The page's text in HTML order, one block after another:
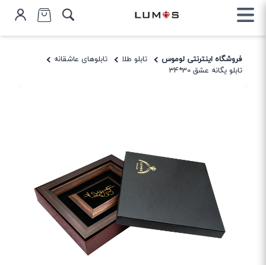
فروشگاه اینترنتی لوموس تابلو طلا
تابلوهای عاشقانه
تابلو یگانه عشق 30*34